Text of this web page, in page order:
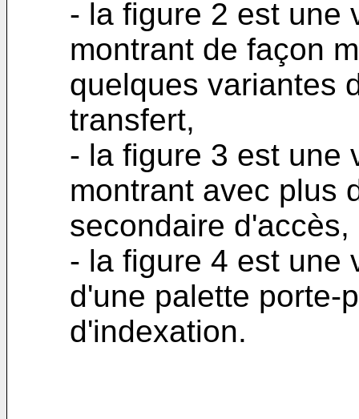
- la figure 2 est une
montrant de façon
quelques variantes
transfert,
- la figure 3 est une
montrant avec plus
secondaire d'accès,
- la figure 4 est une
d'une palette porte-
d'indexation.